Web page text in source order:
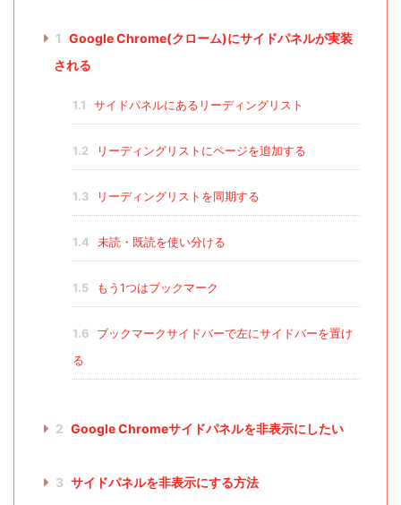
1 Google Chrome(クローム)にサイドパネルが実装
される
1.1 サイドパネルにあるリーディングリスト
1.2 リーディングリストにページを追加する
1.3 リーディングリストを同期する
1.4 未読・既読を使い分ける
1.5 もう1つはブックマーク
1.6
ブックマークサイドバーで左にサイドバーを置け
る
2 Google Chromeサイドパネルを非表示にしたい
3 サイドパネルを非表示にする方法